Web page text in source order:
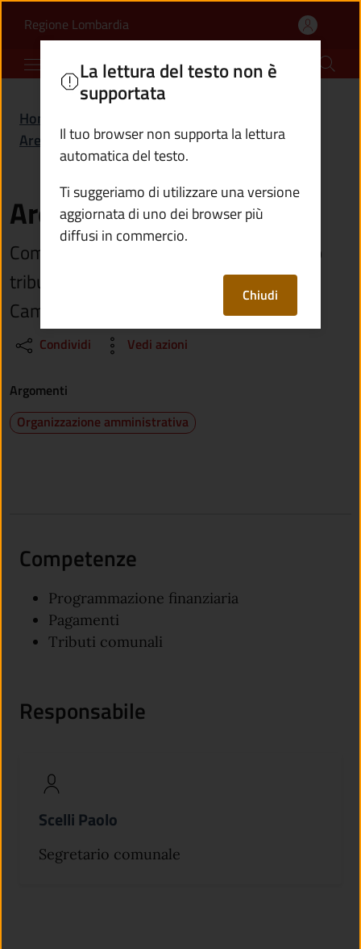
Area contabile |
Regione Lombardia(apre in un'altra scheda).
Comune di Capo di Ponte
Home
Aree amministrative / Area contabile
Area contabile
Comprende l'Ufficio ragioneria e l'Ufficio
tributi dell'Unione dei comuni della Valle
Camonica
Condividi Vedi azioni
La lettura del testo non è
supportata
Il tuo browser non supporta la lettura
automatica del testo.
Ti suggeriamo di utilizzare una versione
aggiornata di uno dei browser più
diffusi in commercio.
Chiudi
Argomenti
Organizzazione amministrativa
Competenze
Programmazione finanziaria
Pagamenti
Tributi comunali
Responsabile
Scelli Paolo
Segretario comunale